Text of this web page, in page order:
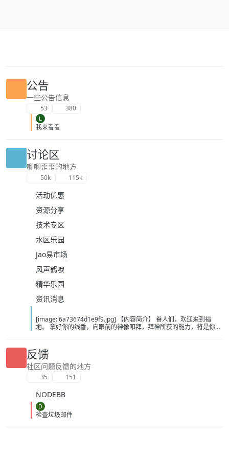
公告
一些公告信息
53 380
L
我来看看
讨论区
唧唧歪歪的地方
50k 115k
活动优惠
资源分享
技术专区
水区乐园
Jao易市场
风声鹤唳
精华乐园
资讯消息
[image: 6a73674d1e9f9.jpg] 【内容简介】 眷人们，欢迎来到福
地。 拿好你的线香，向眼前的神像叩拜，拜神所获的能力，将是你们
悲剧轮回…… 【作者简介】 作者：幻梦猎人，起点中文网作者，代表
作品：《灾厄收容所》《诡异分解指南》《天灾疯人院》《基因收容
所》等 【下载地址】 百度：
https://pan.baidu.com/s/1CTpsB1_Ju5NwzAhO0MvwZQ?pwd=9a1v
夸克：https://pan.quark.cn/s/ffe07719ebb3?pwd=aUYh 移动：
反馈
社区问题反馈的地方
35 151
NODEBB
D
检查垃圾邮件